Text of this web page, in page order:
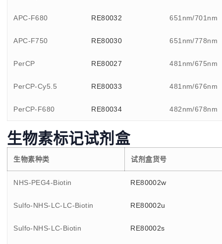
APC-F680 RE80032 651nm/701nm
APC-F750 RE80030 651nm/778nm
PerCP RE80027 481nm/675nm
PerCP-Cy5.5 RE80033 481nm/676nm
PerCP-F680 RE80034 482nm/678nm
生物素标记试剂盒
生物素种类 试剂盒货号
NHS-PEG4-Biotin RE80002w
Sulfo-NHS-LC-LC-Biotin RE80002u
Sulfo-NHS-LC-Biotin RE80002s